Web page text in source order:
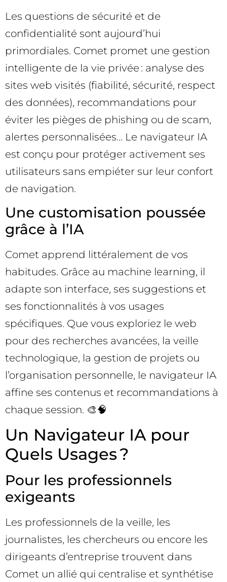
Les questions de sécurité et de
confidentialité sont aujourd’hui
primordiales. Comet promet une gestion
intelligente de la vie privée : analyse des
sites web visités (fiabilité, sécurité, respect
des données), recommandations pour
éviter les pièges de phishing ou de scam,
alertes personnalisées… Le navigateur IA
est conçu pour protéger activement ses
utilisateurs sans empiéter sur leur confort
de navigation.
Une customisation poussée
grâce à l’IA
Comet apprend littéralement de vos
habitudes. Grâce au machine learning, il
adapte son interface, ses suggestions et
ses fonctionnalités à vos usages
spécifiques. Que vous exploriez le web
pour des recherches avancées, la veille
technologique, la gestion de projets ou
l’organisation personnelle, le navigateur IA
affine ses contenus et recommandations à
chaque session. 🎨🧠
Un Navigateur IA pour
Quels Usages ?
Pour les professionnels
exigeants
Les professionnels de la veille, les
journalistes, les chercheurs ou encore les
dirigeants d’entreprise trouvent dans
Comet un allié qui centralise et synthétise